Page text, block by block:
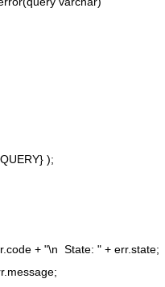
QUERY} );
+ "\n  State: " + err.state;